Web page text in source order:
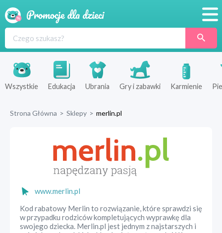
Produkty
Sklepy
Wszystkie Edukacja Ubrania Gry i zabawki Karmienie
Strona Główna > Sklepy > merlin.pl
www.merlin.pl
Kod rabatowy Merlin to rozwiązanie, które sprawdzi się
w przypadku rodziców kompletujących wyprawkę dla
swojego dziecka. Merlin.pl jest jednym z najstarszych i